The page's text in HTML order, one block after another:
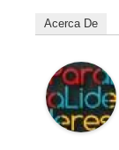
Acerca De